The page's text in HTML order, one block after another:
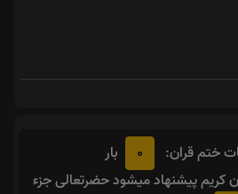
ختم قران: 0
بار
پیشنهاد میشود حضرتعالی جزء